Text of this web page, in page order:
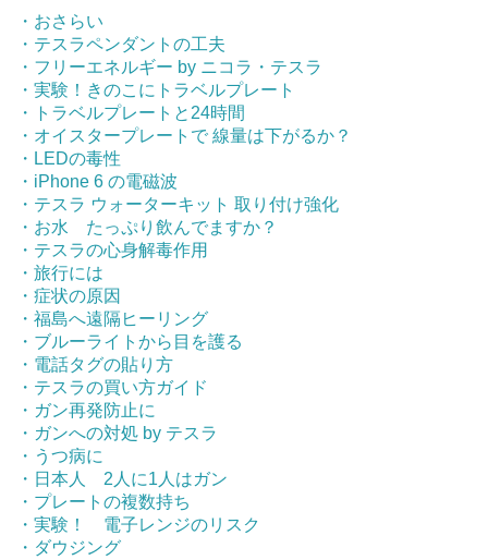
・おさらい
・テスラペンダントの工夫
・フリーエネルギー by ニコラ・テスラ
・実験！きのこにトラベルプレート
・トラベルプレートと24時間
・オイスタープレートで 線量は下がるか？
・LEDの毒性
・iPhone 6 の電磁波
・テスラ ウォーターキット 取り付け強化
・お水 たっぷり飲んでますか？
・テスラの心身解毒作用
・旅行には
・症状の原因
・福島へ遠隔ヒーリング
・ブルーライトから目を護る
・電話タグの貼り方
・テスラの買い方ガイド
・ガン再発防止に
・ガンへの対処 by テスラ
・うつ病に
・日本人 2人に1人はガン
・プレートの複数持ち
・実験！ 電子レンジのリスク
・ダウジング